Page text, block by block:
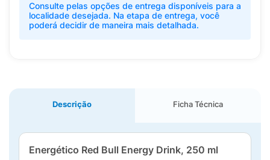
Consulte pelas opções de entrega disponíveis para a
localidade desejada. Na etapa de entrega, você
poderá decidir de maneira mais detalhada.
Descrição Ficha Técnica
Energético Red Bull Energy Drink, 250 ml